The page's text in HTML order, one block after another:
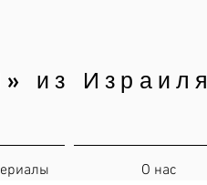
из Израиля
О нас